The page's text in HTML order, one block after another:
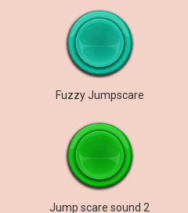
Fuzzy Jumpscare
Jump scare sound 2